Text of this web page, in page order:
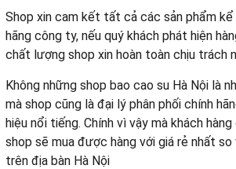
Shop xin cam kết tất cả các sản phẩm kể
hãng công ty, nếu quý khách phát hiện
chất lượng shop xin hoàn toàn chịu trách
Không những shop bao cao su Hà Nội là
mà shop cũng là đại lý phân phối chính
hiệu nổi tiếng. Chính vì vậy mà khách
shop sẽ mua được hàng với giá rẻ nhất
trên địa bàn Hà Nội